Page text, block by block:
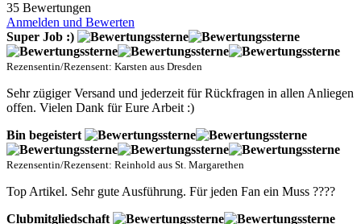
35 Bewertungen
Anmelden und Bewerten
Super Job :)
Rezensentin/Rezensent: Karsten aus Dresden
Sehr zügiger Versand und jederzeit für Rückfragen in allen Anliegen
offen. Vielen Dank für Eure Arbeit :)
Bin begeistert
Rezensentin/Rezensent: Reinhold aus St. Margarethen
Top Artikel. Sehr gute Ausführung. Für jeden Fan ein Muss ????
Clubmitgliedschaft